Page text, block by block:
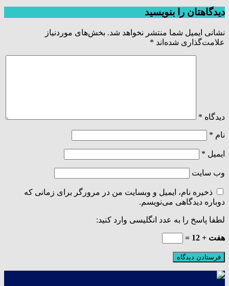
دیدگاهتان را بنویسید
نشانی ایمیل شما منتشر نخواهد شد. بخش‌های موردنیاز
علامت‌گذاری شده‌اند *
دیدگاه *
نام *
ایمیل *
وب‌ سایت
ذخیره نام، ایمیل و وبسایت من در مرورگر برای زمانی که
دوباره دیدگاهی می‌نویسم.
لطفا پاسخ را به عدد انگلیسی وارد کنید:
هفت + 12 =